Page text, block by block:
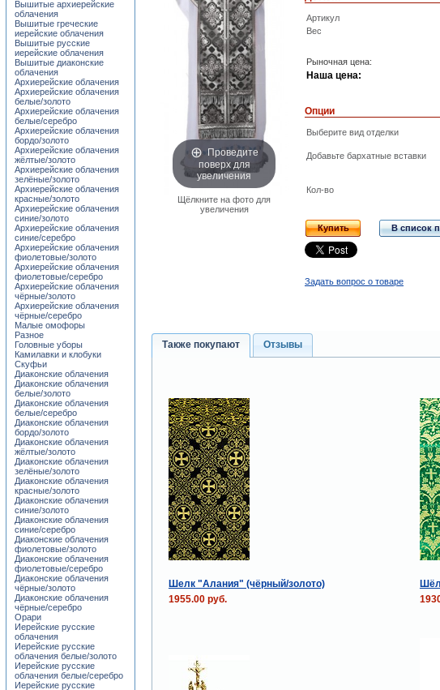
Проведите
поверх для
увеличения
Щёлкните на фото для
увеличения
Артикул
Вес
Рыночная цена:
Наша цена:
Опции
Выберите вид отделки
Добавьте бархатные вставки
Кол-во
Купить В список
Задать вопрос о товаре
Также покупают Отзывы
Шелк "Алания" (чёрный/золото)
1955.00 руб.
Вышитые архиерейские
облачения
Вышитые греческие
иерейские облачения
Вышитые русские
иерейские облачения
Вышитые диаконские
облачения
Архиерейские облачения
Архиерейские облачения
белые/золото
Архиерейские облачения
белые/серебро
Архиерейские облачения
бордо/золото
Архиерейские облачения
жёлтые/золото
Архиерейские облачения
зелёные/золото
Архиерейские облачения
красные/золото
Архиерейские облачения
синие/золото
Архиерейские облачения
синие/серебро
Архиерейские облачения
фиолетовые/золото
Архиерейские облачения
фиолетовые/серебро
Архиерейские облачения
чёрные/золото
Архиерейские облачения
чёрные/серебро
Малые омофоры
Разное
Головные уборы
Камилавки и клобуки
Скуфьи
Диаконские облачения
Диаконские облачения
белые/золото
Диаконские облачения
белые/серебро
Диаконские облачения
бордо/золото
Диаконские облачения
жёлтые/золото
Диаконские облачения
зелёные/золото
Диаконские облачения
красные/золото
Диаконские облачения
синие/золото
Диаконские облачения
синие/серебро
Диаконские облачения
фиолетовые/золото
Диаконские облачения
фиолетовые/серебро
Диаконские облачения
чёрные/золото
Диаконские облачения
чёрные/серебро
Орари
Иерейские русские
облачения
Иерейские русские
облачения белые/золото
Иерейские русские
облачения белые/серебро
Иерейские русские